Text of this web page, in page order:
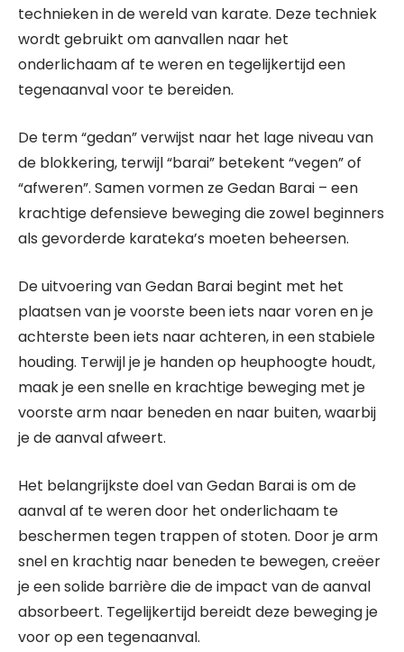
technieken in de wereld van karate. Deze techniek
wordt gebruikt om aanvallen naar het
onderlichaam af te weren en tegelijkertijd een
tegenaanval voor te bereiden.
De term “gedan” verwijst naar het lage niveau van
de blokkering, terwijl “barai” betekent “vegen” of
“afweren”. Samen vormen ze Gedan Barai – een
krachtige defensieve beweging die zowel beginners
als gevorderde karateka’s moeten beheersen.
De uitvoering van Gedan Barai begint met het
plaatsen van je voorste been iets naar voren en je
achterste been iets naar achteren, in een stabiele
houding. Terwijl je je handen op heuphoogte houdt,
maak je een snelle en krachtige beweging met je
voorste arm naar beneden en naar buiten, waarbij
je de aanval afweert.
Het belangrijkste doel van Gedan Barai is om de
aanval af te weren door het onderlichaam te
beschermen tegen trappen of stoten. Door je arm
snel en krachtig naar beneden te bewegen, creëer
je een solide barrière die de impact van de aanval
absorbeert. Tegelijkertijd bereidt deze beweging je
voor op een tegenaanval.